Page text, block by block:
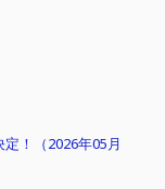
！（2026年05月